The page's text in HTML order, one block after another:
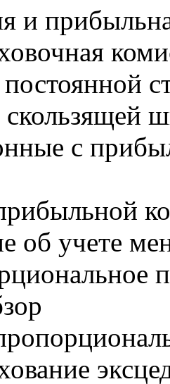
и
скользящей
с
об учете